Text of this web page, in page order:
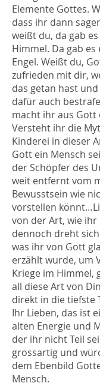
Elemente Gottes.
dass ihr dann
weißt du, da gab
Himmel. Da gab
Engel. Weißt du,
zufrieden mit dir,
das getan hast
dafür auch
macht ihr aus Gott
Versteht ihr die
Kinderei in dieser
Gott ein Mensch
der Schöpfer des
weit entfernt vom
Bewusstsein wie
vorstellen
von der Art, wie ihr
dennoch dreht
was ihr von Gott
erzählt wurde, um
Kriege im Himmel,
all diese Art von
direkt in die tiefste
Ihr Lieben, das ist
alten Energie und
der ihr nicht Teil
grossartig und
dem Ebenbild
Mensch.